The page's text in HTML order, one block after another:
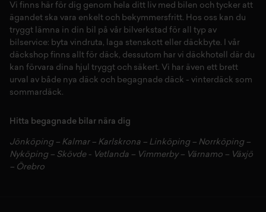
Vi finns här för dig genom hela ditt liv med bilen och tycker att
ägandet ska vara enkelt och bekymmersfritt. Hos oss kan du
tryggt lämna in din bil på vår bilverkstad för all typ av
bilservice: byta vindruta, laga stenskott eller däckbyte. I vår
däckshop finns allt för däck, dessutom har vi däckhotell d är du
kan förvara dina hjul tryggt och säkert. Vi har även ett brett
urval av både nya däck och begagnade däck - vinterdäck som
sommardäck.
Hitta begagnade bilar nära dig
Jönköping– Kalmar – Karlskrona – Linköping– Norrköping–
Nyköping– Skövde- Vetlanda – Vimmerby– Värnamo – Växjö
– Örebro